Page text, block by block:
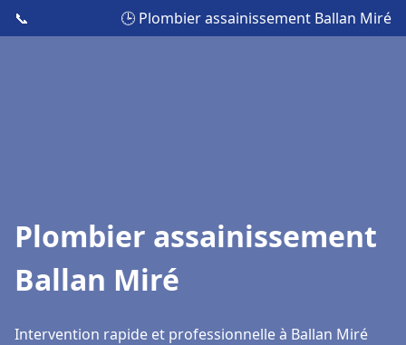
📞 🕒 Plombier assainissement Ballan Miré
Plombier assainissement
Ballan Miré
Intervention rapide et professionnelle à Ballan Miré